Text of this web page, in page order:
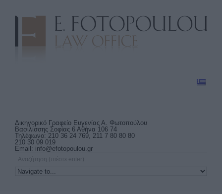
Δικηγορικό Γραφείο Ευγενίας Α. Φωτοπούλου
Βασιλίσσης Σοφίας 6 Αθήνα 106 74
Τηλέφωνο: 210 36 24 769, 211 7 80 80 80
210 30 09 019
Email: info@efotopoulou.gr